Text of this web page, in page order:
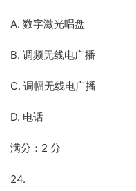
A. 数字激光唱盘
B. 调频无线电广播
C. 调幅无线电广播
D. 电话
满分：2 分
24.